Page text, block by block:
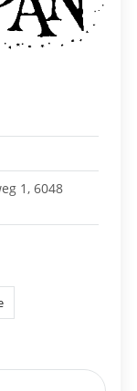
1, 6048